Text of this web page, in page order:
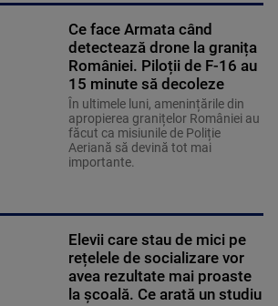
Ce face Armata când
detectează drone la granița
României. Piloții de F-16 au
15 minute să decoleze
În ultimele luni, amenințările din
apropierea granițelor României au
făcut ca misiunile de Poliție
Aeriană să devină tot mai
importante.
Elevii care stau de mici pe
rețelele de socializare vor
avea rezultate mai proaste
la școală. Ce arată un studiu